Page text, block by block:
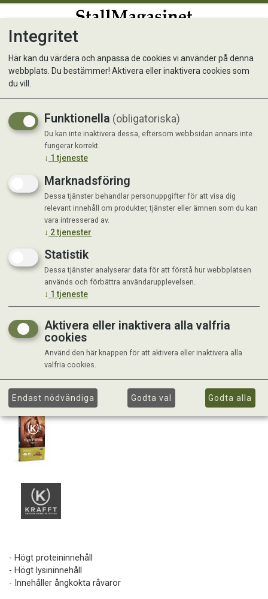
Krafft High Protein Muesli
20 kg
- Högt proteininnehåll
- Högt lysininnehåll
- Innehåller ångkokta råvaror
Integritet
Här kan du värdera och anpassa de cookies vi använder på denna
webbplats. Du bestämmer! Aktivera eller inaktivera cookies som
du vill.
Funktionella (obligatoriska)
Du kan inte inaktivera dessa, eftersom webbsidan annars inte
fungerar korrekt.
↓ 1 tjeneste
Marknadsföring
Dessa tjänster behandlar personuppgifter för att visa dig
relevant innehåll om produkter, tjänster eller ämnen som du kan
vara intresserad av.
↓ 2tjenester
Statistik
Dessa tjänster analyserar data för att förstå hur webbplatsen
används och förbättra användarupplevelsen.
↓ 1 tjeneste
Aktivera eller inaktivera alla valfria
cookies
Använd den här knappen för att aktivera eller inaktivera alla
valfria cookies.
Endast nödvändiga Godta val Godta alla